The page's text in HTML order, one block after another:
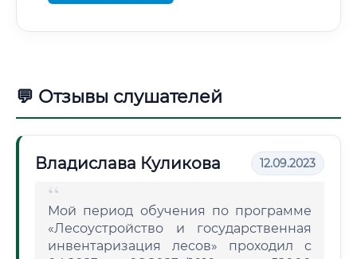
💬 Отзывы слушателей
Владислава Куликова 12.09.2023
Мой период обучения по программе
«Лесоустройство и государственная
инвентаризация лесов» проходил с